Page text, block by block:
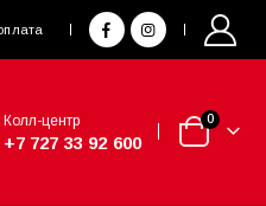
Колл-центр
+7 727 33 92 600
0